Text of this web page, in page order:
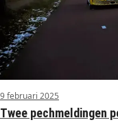
9 februari 2025
Twee pechmeldingen